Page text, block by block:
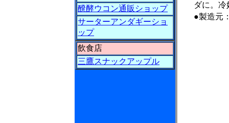
醗酵ウコン通販ショップ
サーターアンダギーショ
ップ
飲食店
三鷹スナックアップル
ダに。
●製造元